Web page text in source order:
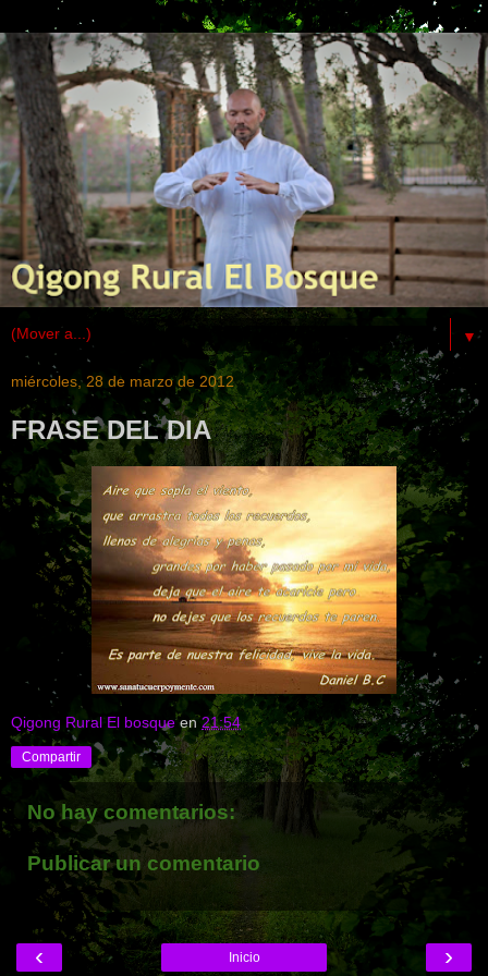
▼
miércoles, 28 de marzo de 2012
FRASE DEL DIA
Qigong Rural El bosque en21:54
Compartir
No hay comentarios:
Publicar un comentario
‹ ›
Inicio